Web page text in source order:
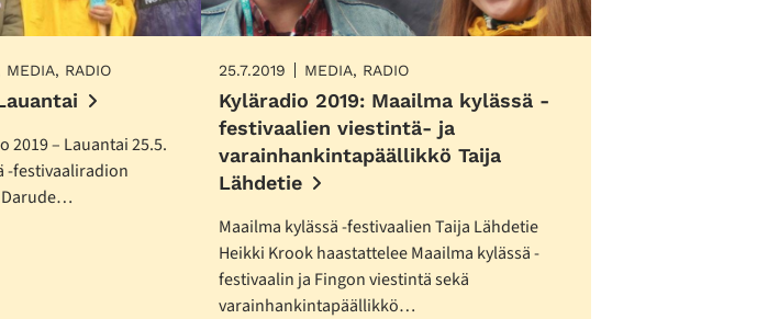
MEDIA, RADIO
2019 – Lauantai 25.5.
-festivaaliradion
Darude…
25.7.2019 MEDIA, RADIO
Kyläradio 2019: Maailma kylässä -
festivaalien viestintä- ja
varainhankintapäällikkö Taija
Lähdetie
Maailma kylässä -festivaalien Taija Lähdetie
Heikki Krook haastattelee Maailma kylässä -
festivaalin ja Fingon viestintä sekä
varainhankintapäällikkö…